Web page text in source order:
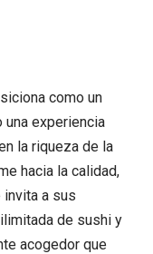
como un
experiencia
la riqueza de la
hacia la calidad,
a sus
de sushi y
acogedor que